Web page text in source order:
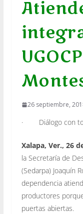
26 septiembre,
· Diálogo con
Xalapa, Ver., 26
la Secretaría de
(Sedarpa) Joaquín
dependencia
productores
puertas abiertas.